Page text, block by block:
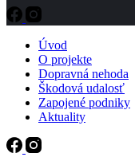
Úvod
O projekte
Dopravná nehoda
Škodová udalosť
Zapojené podniky
Aktuality